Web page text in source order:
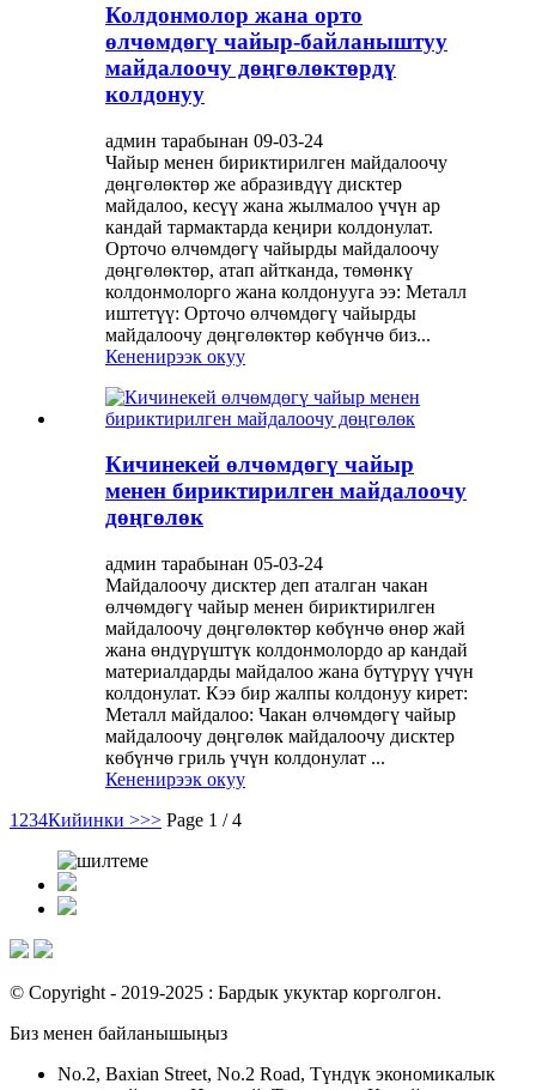
Колдонмолор жана орто
өлчөмдөгү чайыр-байланыштуу
майдалоочу дөңгөлөктөрдү
колдонуу
админ тарабынан 09-03-24
Чайыр менен бириктирилген майдалоочу
дөңгөлөктөр же абразивдүү дисктер
майдалоо, кесүү жана жылмалоо үчүн ар
кандай тармактарда кеңири колдонулат.
Орточо өлчөмдөгү чайырды майдалоочу
дөңгөлөктөр, атап айтканда, төмөнкү
колдонмолорго жана колдонууга ээ: Металл
иштетүү: Орточо өлчөмдөгү чайырды
майдалоочу дөңгөлөктөр көбүнчө биз...
Кененирээк окуу
Кичинекей өлчөмдөгү чайыр
менен бириктирилген майдалоочу
дөңгөлөк
админ тарабынан 05-03-24
Майдалоочу дисктер деп аталган чакан
өлчөмдөгү чайыр менен бириктирилген
майдалоочу дөңгөлөктөр көбүнчө өнөр жай
жана өндүрүштүк колдонмолордо ар кандай
материалдарды майдалоо жана бүтүрүү үчүн
колдонулат. Кээ бир жалпы колдонуу кирет:
Металл майдалоо: Чакан өлчөмдөгү чайыр
майдалоочу дөңгөлөк майдалоочу дисктер
көбүнчө гриль үчүн колдонулат ...
Кененирээк окуу
1 234Кийинки >>> Page 1 / 4
© Copyright - 2019-2025 : Бардык укуктар корголгон.
Биз менен байланышыңыз
No.2, Baxian Street, No.2 Road, Түндүк экономикалык